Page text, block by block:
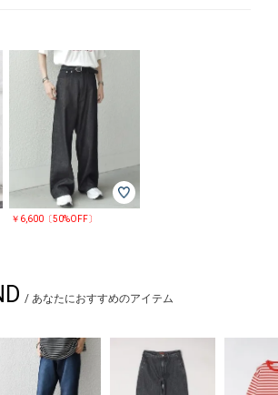
￥6,600〔50%OFF〕
/ あなたにおすすめのアイテム